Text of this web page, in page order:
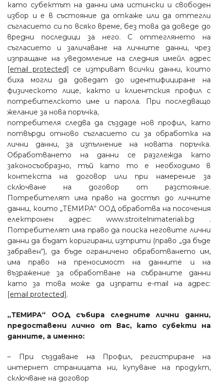
като субектът на данни има истински и свободен
избор и е в състояние да откаже или да оттегли
съгласието си по всяко време, без това да доведе до
вредни последици за него. С оттеглянето на
съгласието и заличаване на личните данни, чрез
изпращане на уведомление на следния имейл адрес
[email protected] се изтриват всички данни, които
биха могли да доведат до идентифициране на
физическото лице, както и клиентския профил с
потребителското име и парола. При последващо
желание за нова поръчка,
потребителя следва да създаде нов профил, като
потвърди отново съгласието си за обработка на
лични данни, за изпълнение на новата поръчка.
Обработването на данни се разглежда като
законосъобразно, тъй като то е необходимо в
контекста на договор или при намерение за
сключване на договор от разстояние.
Потребителят има право на достъп до личните
данни, които „ТЕМИРА“ ООД обработва на посочения
електронен адрес: www.stroitelnimateriali.bg .
Потребителят има право да поиска неговите лични
данни да бъдат коригирани, изтрити (право „да бъде
забравен“), да бъде ограничено обработването им,
има право на преносимост на данните и на
възражение за обработване на събраните данни
като за това може да изпрати e-mail на адрес:
[email protected].
„ТЕМИРА“ ООД събира следните лични данни,
предоставени лично от Вас, като субекти на
данните, а именно:
– При създаване на Профил, регистриране на
интернет страницата ни, купуване на продукт,
сключване на договор